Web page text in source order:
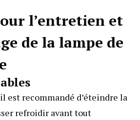
l’entretien et
de la lampe de
est recommandé d’éteindre la
refroidir avant tout